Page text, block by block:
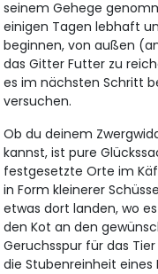
seinem Gehege
einigen Tagen lebhaft
beginnen, von außen
das Gitter Futter zu
es im nächsten Schritt
versuchen.
Ob du deinem
kannst, ist pure
festgesetzte Orte im
in Form kleinerer
etwas dort landen, wo
den Kot an den
Geruchsspur für das
die Stubenreinheit eines